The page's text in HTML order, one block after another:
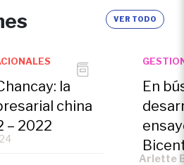
VER TODO
la
china
– 2022
En
Arlette